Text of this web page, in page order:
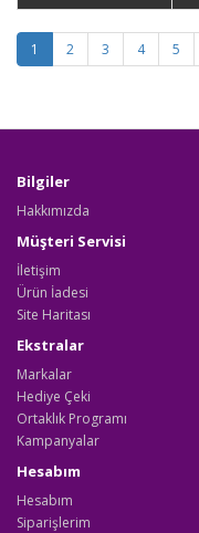
1 2 3 4 5
Bilgiler
Hakkımızda
Müşteri Servisi
İletişim
Ürün İadesi
Site Haritası
Ekstralar
Markalar
Hediye Çeki
Ortaklık Programı
Kampanyalar
Hesabım
Hesabım
Siparişlerim